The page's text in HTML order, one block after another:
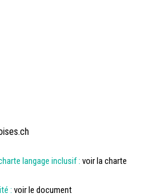
langage inclusif : voir la charte
: voir le document